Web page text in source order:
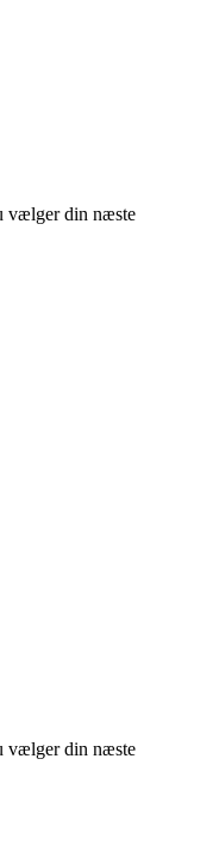
vælger din næste
vælger din næste